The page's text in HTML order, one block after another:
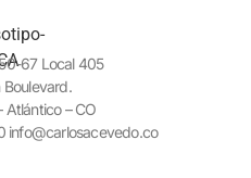
67 Local 405
Boulevard.
Atlántico – CO
info@carlosacevedo.co